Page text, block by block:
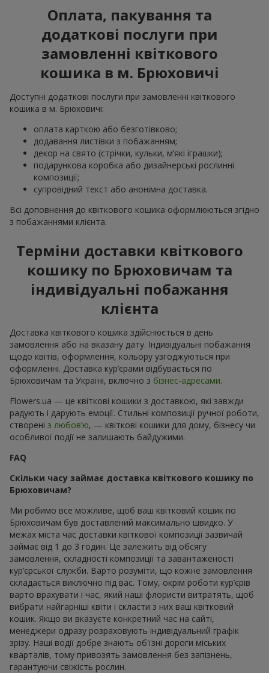
Оплата, пакування та
додаткові послуги при
замовленні квіткового
кошика в м. Брюховичі
Доступні додаткові послуги при замовленні квіткового
кошика в м. Брюховичі:
оплата карткою або безготівково;
додавання листівки з побажанням;
декор на свято (стрічки, кульки, м’які іграшки);
подарункова коробка або дизайнерські рослинні
композиції;
супровідний текст або анонімна доставка.
Всі доповнення до квіткового кошика оформлюються згідно
з побажаннями клієнта.
Терміни доставки квіткового
кошику по Брюховичам та
індивідуальні побажання
клієнта
Доставка квіткового кошика здійснюється в день
замовлення або на вказану дату. Індивідуальні побажання
щодо квітів, оформлення, кольору узгоджуються при
оформленні. Доставка кур’єрами відбувається по
Брюховичам та Україні, включно з бізнес-адресами.
Flowers.ua — це квіткові кошики з доставкою, які завжди
радують і дарують емоції. Стильні композиції ручної роботи,
створені з любов’ю, — квіткові кошики для дому, бізнесу чи
особливої події не залишають байдужими.
FAQ
Скільки часу займає доставка квіткового кошику по
Брюховичам?
Ми робимо все можливе, щоб ваш квітковий кошик по
Брюховичам був доставлений максимально швидко. У
межах міста час доставки квіткової композиції зазвичай
займає від 1 до 3 годин. Це залежить від обсягу
замовлення, складності композиції та завантаженості
кур’єрської служби. Варто розуміти, що кожне замовлення
складається виключно під вас. Тому, окрім роботи кур’єрів
варто врахувати і час, який наші флористи витратять, щоб
вибрати найгарніші квіти і скласти з них ваш квітковий
кошик. Якщо ви вказуєте конкретний час на сайті,
менеджери одразу розраховують індивідуальний графік
зрізу. Наші водії добре знають об'їзні дороги міських
кварталів, тому привозять замовлення без запізнень,
гарантуючи свіжість рослин.